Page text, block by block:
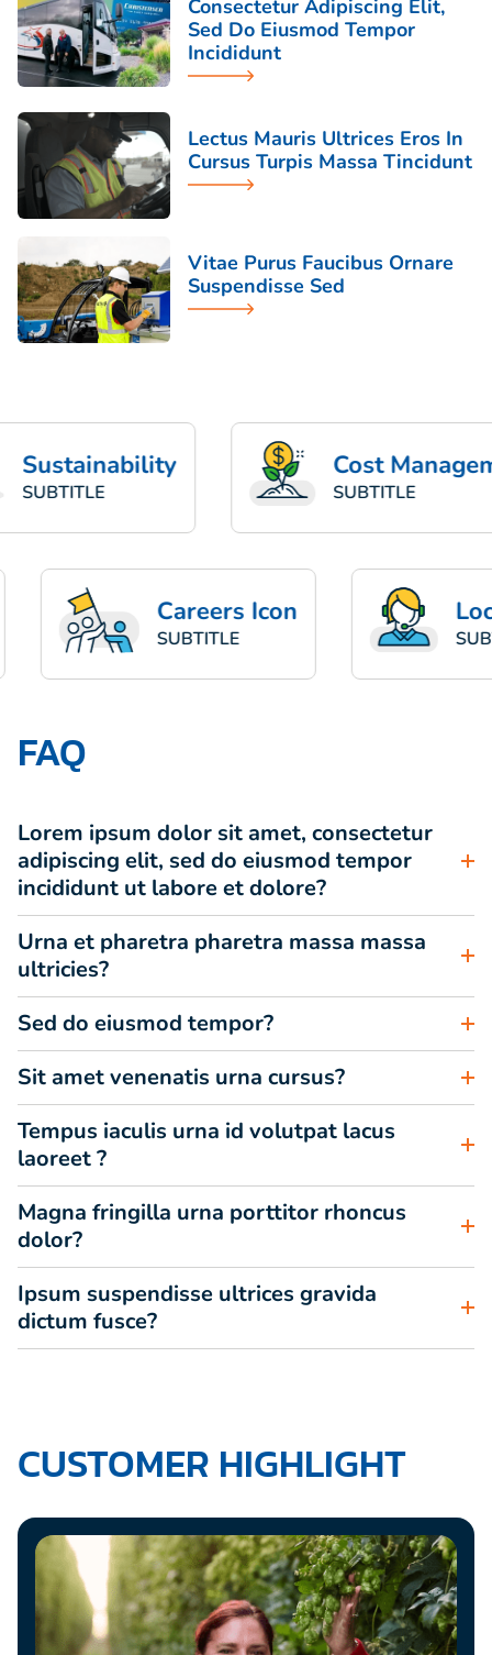
Consectetur Adipiscing Elit,
Sed Do Eiusmod Tempor
Incididunt
Lectus Mauris Ultrices Eros In
Cursus Turpis Massa Tincidunt
Vitae Purus Faucibus Ornare
Suspendisse Sed
Cost
SUBTITLE
Careers Icon
SUBTITLE
FAQ
Lorem ipsum dolor sit amet, consectetur
adipiscing elit, sed do eiusmod tempor
incididunt ut labore et dolore?
Urna et pharetra pharetra massa massa
ultricies?
Sed do eiusmod tempor?
Sit amet venenatis urna cursus?
Tempus iaculis urna id volutpat lacus
laoreet ?
Magna fringilla urna porttitor rhoncus
dolor?
Ipsum suspendisse ultrices gravida
dictum fusce?
CUSTOMER HIGHLIGHT